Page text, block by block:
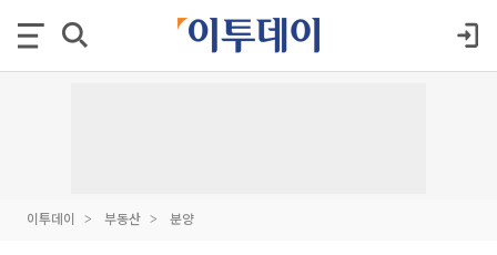
이투데이 부동산 분양